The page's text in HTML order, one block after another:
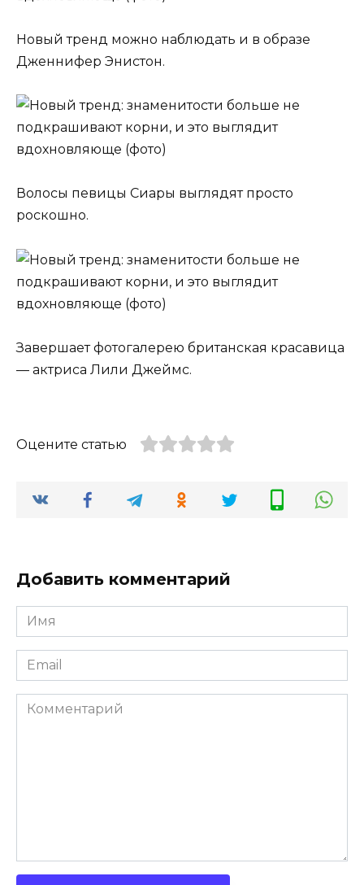
Новый тренд можно наблюдать и в образе
Дженнифер Энистон.
Волосы певицы Сиары выглядят просто
роскошно.
Завершает фотогалерею британская красавица
— актриса Лили Джеймс.
Оцените статью
Добавить комментарий
Имя
*
Email
*
Комментарий